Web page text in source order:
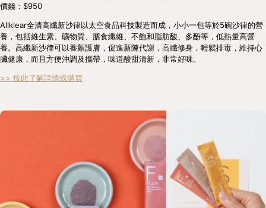
價錢：$950
Allklear全清高纖新沙律以太空食品科技製造而成，小小一包等於5碗沙律的營
養，包括維生素、礦物質、膳食纖維、不飽和脂肪酸、多酚等，低熱量高營
養。高纖新沙律可以養顏護膚，促進新陳代謝，高纖修身，輕鬆排毒，維持心
臟健康，而且方便沖調及攜帶，味道酸甜清新，非常好味。
>> 按此了解詳情或購買